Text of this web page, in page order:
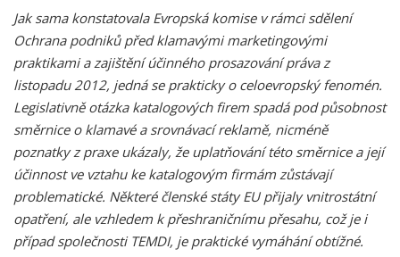
Jak sama konstatovala Evropská komise v rámci sdělení
Ochrana podniků před klamavými marketingovými
praktikami a zajištění účinného prosazování práva z
listopadu 2012, jedná se prakticky o celoevropský fenomén.
Legislativně otázka katalogových firem spadá pod působnost
směrnice o klamavé a srovnávací reklamě, nicméně
poznatky z praxe ukázaly, že uplatňování této směrnice a její
účinnost ve vztahu ke katalogovým firmám zůstávají
problematické. Některé členské státy EU přijaly vnitrostátní
opatření, ale vzhledem k přeshraničnímu přesahu, což je i
případ společnosti TEMDI, je praktické vymáhání obtížné.